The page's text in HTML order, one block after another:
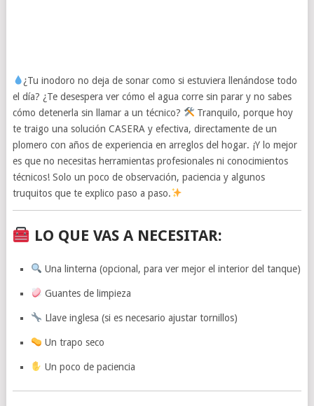
¿Tu inodoro no deja de sonar como si estuviera llenándose todo
el día? ¿Te desespera ver cómo el agua corre sin parar y no sabes
cómo detenerla sin llamar a un técnico?
Tranquilo, porque hoy
te traigo una solución CASERA y efectiva, directamente de un
plomero con años de experiencia en arreglos del hogar. ¡Y lo mejor
es que no necesitas herramientas profesionales ni conocimientos
técnicos! Solo un poco de observación, paciencia y algunos
truquitos que te explico paso a paso.
LO QUE VAS A NECESITAR:
Una linterna (opcional, para ver mejor el interior del tanque)
Guantes de limpieza
Llave inglesa (si es necesario ajustar tornillos)
Un trapo seco
Un poco de paciencia